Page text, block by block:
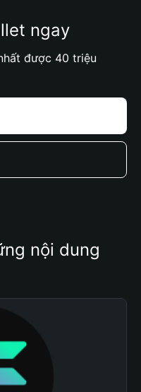
ngay
được 40 triệu
nội dung